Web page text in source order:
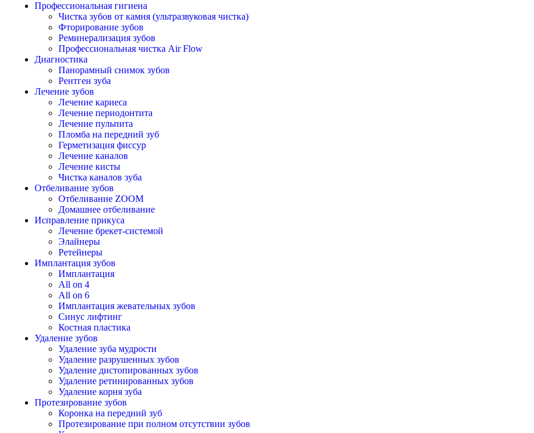
Профессиональная гигиена
Чистка зубов от камня (ультразвуковая чистка)
Фторирование зубов
Реминерализация зубов
Профессиональная чистка Air Flow
Диагностика
Панорамный снимок зубов
Рентген зуба
Лечение зубов
Лечение кариеса
Лечение периодонтита
Лечение пульпита
Пломба на передний зуб
Герметизация фиссур
Лечение каналов
Лечение кисты
Чистка каналов зуба
Отбеливание зубов
Отбеливание ZOOM
Домашнее отбеливание
Исправление прикуса
Лечение брекет-системой
Элайнеры
Ретейнеры
Имплантация зубов
Имплантация
All on 4
All on 6
Имплантация жевательных зубов
Синус лифтинг
Костная пластика
Удаление зубов
Удаление зуба мудрости
Удаление разрушенных зубов
Удаление дистопированных зубов
Удаление ретинированных зубов
Удаление корня зуба
Протезирование зубов
Коронка на передний зуб
Протезирование при полном отсутствии зубов